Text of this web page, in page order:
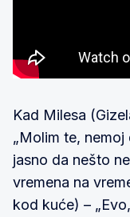
Kad Milesa
„Molim te, nemoj
jasno da nešto
vremena na
kod kuće) –